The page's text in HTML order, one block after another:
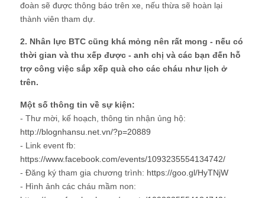
đoàn sẽ được thông báo trên xe, nếu thừa sẽ hoàn lại
thành viên tham dự.
2. Nhân lực BTC cũng khá mỏng nên rất mong - nếu có
thời gian và thu xếp được - anh chị và các bạn đến hỗ
trợ công việc sắp xếp quà cho các cháu như lịch ở
trên.
Một số thông tin về sự kiện:
- Thư mời, kế hoạch, thông tin nhận ủng hộ:
http://blognhansu.net.vn/?p=20889
- Link event fb:
https://www.facebook.com/events/1093235554134742/
- Đăng ký tham gia chương trình: https://goo.gl/HyTNjW
- Hình ảnh các cháu mầm non: